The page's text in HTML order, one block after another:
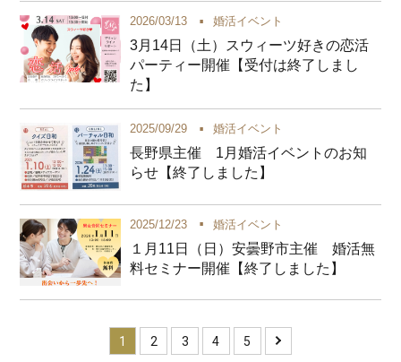
2026/03/13 婚活イベント
3月14日（土）スウィーツ好きの恋活
パーティー開催【受付は終了しまし
た】
2025/09/29 婚活イベント
長野県主催 1月婚活イベントのお知
らせ【終了しました】
2025/12/23 婚活イベント
１月11日（日）安曇野市主催 婚活無
料セミナー開催【終了しました】
1 2 3 4 5